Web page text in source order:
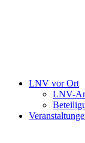
LNV vor Ort
LNV-